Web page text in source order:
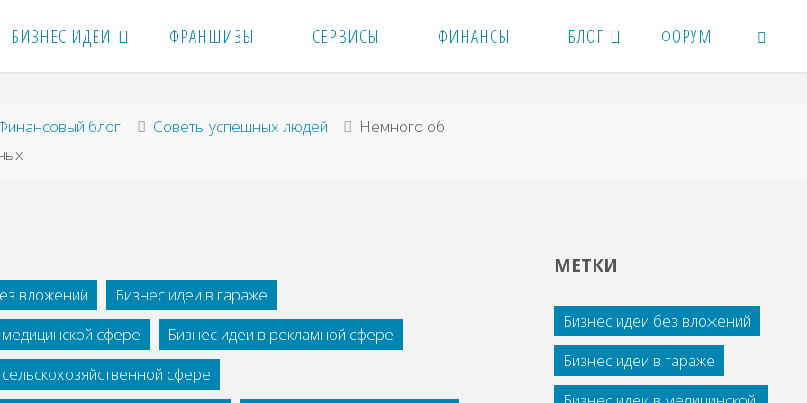
БИЗНЕС ИДЕИ ФРАНШИЗЫ СЕРВИСЫ ФИНАНСЫ БЛОГ ФОРУМ
блог Советы успешных людей
Немного об
вложений
Бизнес идеи в гараже
сфере
Бизнес идеи в рекламной сфере
сфере
МЕТКИ
Бизнес идеи без вложений
Бизнес идеи в гараже